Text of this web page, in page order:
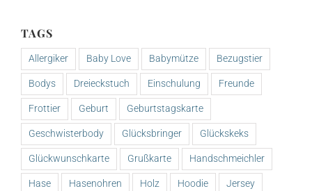
TAGS
Allergiker Baby Love Babymütze Bezugstier
Bodys Dreieckstuch Einschulung Freunde
Frottier Geburt Geburtstagskarte
Geschwisterbody Glücksbringer Glückskeks
Glückwunschkarte Grußkarte Handschmeichler
Hase Hasenohren Holz Hoodie Jersey